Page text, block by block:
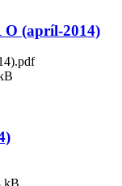
O (apríl-2014)
kB